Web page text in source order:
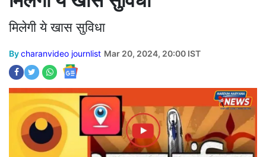
मिलेगी ये खास सुविधा
Bycharanvideo journlist Mar 20, 2024, 20:00 IST